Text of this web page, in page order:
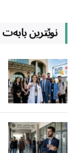
نوێترین بابەت